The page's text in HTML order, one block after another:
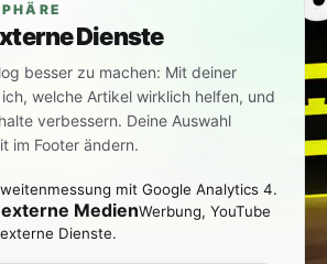
Dienste
besser zu machen: Mit deiner
welche Artikel wirklich helfen, und
verbessern. Deine Auswahl
im Footer ändern.
mit Google Analytics 4.
MedienWerbung, YouTube
Dienste.